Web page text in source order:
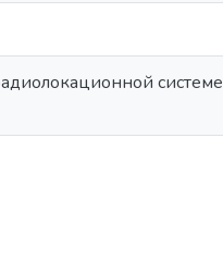
системе